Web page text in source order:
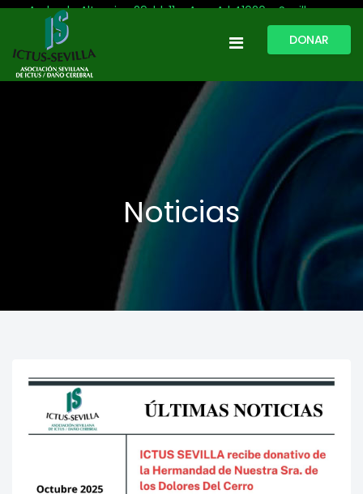
Avda. de Altamira, 29, bl. 11 – Acc. A | 41020 - Sevilla
954 513 999
ictussevilla@hotmail.com
DONAR
Noticias